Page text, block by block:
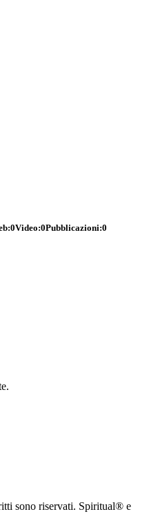
0Video:0Pubblicazioni:0
sono riservati. Spiritual® e